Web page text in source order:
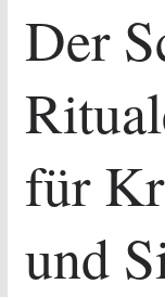
Der
für
und